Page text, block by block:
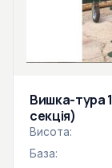
Вишка-тура
секція)
Висота:
База: